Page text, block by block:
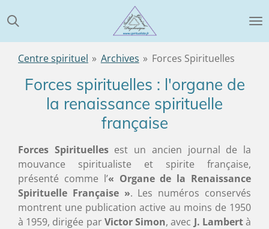
au
contenu
principal
Centre spirituel » Archives » Forces Spirituelles
Forces spirituelles : l'organe de
la renaissance spirituelle
française
Forces Spirituellesest un ancien journal de la
mouvance spiritualiste et spirite française,
présenté comme l’« Organe de la Renaissance
Spirituelle Française ». Les numéros conservés
montrent une publication active au moins de 1950
à 1959, dirigée parVictor Simon, avec J. Lambertà